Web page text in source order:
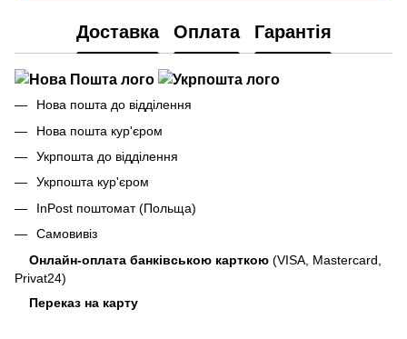
Доставка Оплата Гарантія
Нова пошта до відділення
Нова пошта кур'єром
Укрпошта до відділення
Укрпошта кур'єром
InPost поштомат (Польща)
Самовивіз
Онлайн-оплата банківською карткою (VISA, Mastercard,
Privat24)
Переказ на карту